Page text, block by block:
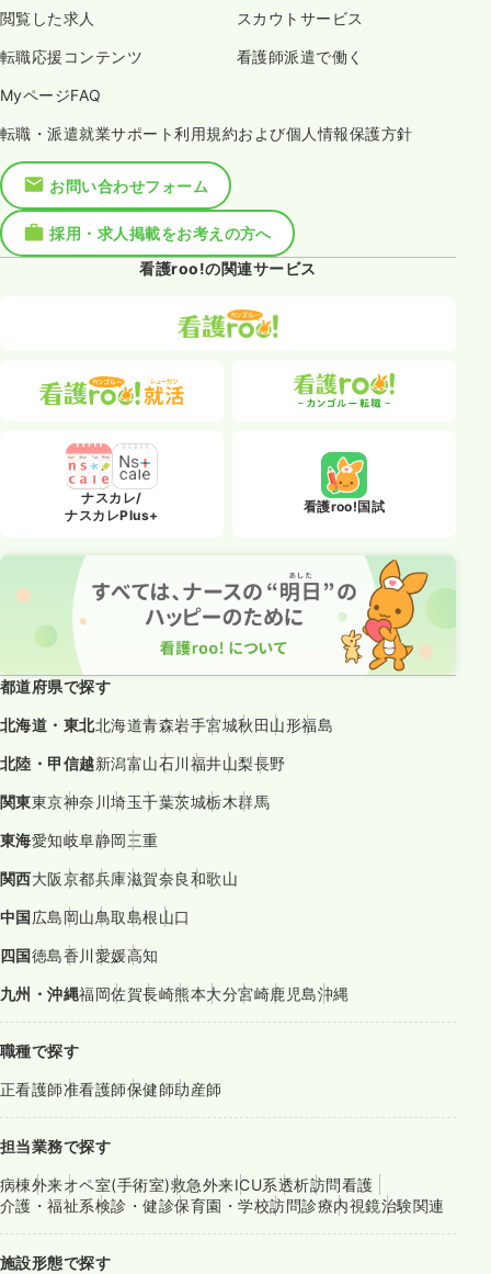
閲覧した求人 スカウトサービス
転職応援コンテンツ 看護師派遣で働く
MyページFAQ
転職・派遣就業サポート利用規約および個人情報保護方針
お問い合わせフォーム
採用・求人掲載をお考えの方へ
看護roo!の関連サービス
ナスカレ/
ナスカレPlus+
看護roo!国試
都道府県で探す
北海道・東北北海道青森岩手宮城秋田山形福島
北陸・甲信越新潟富山石川福井山梨長野
関東東京神奈川埼玉千葉茨城栃木群馬
東海愛知岐阜静岡三重
関西大阪京都兵庫滋賀奈良和歌山
中国広島岡山鳥取島根山口
四国徳島香川愛媛高知
九州・沖縄福岡佐賀長崎熊本大分宮崎鹿児島沖縄
職種で探す
正看護師准看護師保健師助産師
担当業務で探す
病棟外来オペ室(手術室)救急外来ICU系透析訪問看護
介護・福祉系検診・健診保育園・学校訪問診療内視鏡治験関連
施設形態で探す